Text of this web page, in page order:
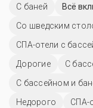
С баней Всё
Со шведским
СПА-отели с
Дорогие
С
С бассейном и
Недорого
СПА-